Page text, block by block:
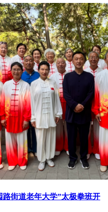
街道老年大学”太极拳班开